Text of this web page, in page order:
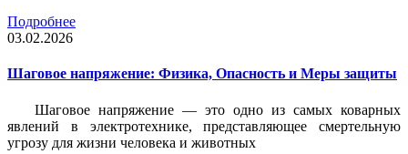
Подробнее
03.02.2026
Шаговое напряжение: Физика, Опасность и Меры защиты
Шаговое напряжение — это одно из самых коварных
явлений в электротехнике, представляющее смертельную
угрозу для жизни человека и животных